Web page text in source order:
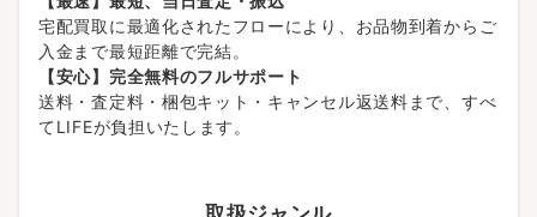
宅配買取に最適化されたフローにより、お品物到着からご
入金まで最短距離で完結。
【安心】完全無料のフルサポート
送料・査定料・梱包キット・キャンセル返送料まで、すべ
てLIFEが負担いたします。